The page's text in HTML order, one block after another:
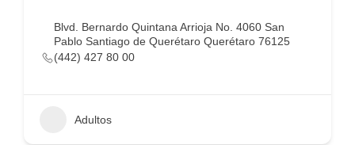
Blvd. Bernardo Quintana Arrioja No. 4060 San
Pablo Santiago de Querétaro Querétaro 76125
(442) 427 80 00
Adultos